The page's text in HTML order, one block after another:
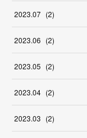
2023.07 (2)
2023.06 (2)
2023.05 (2)
2023.04 (2)
2023.03 (2)